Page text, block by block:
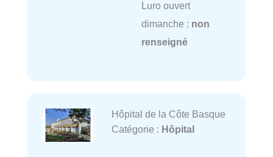
Luro ouvert
dimanche : non
renseigné
Hôpital de la Côte Basque
Catégorie : Hôpital